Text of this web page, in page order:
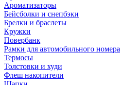
Ароматизаторы
Бейсболки и снепбэки
Брелки и браслеты
Кружки
Повербанк
Рамки для автомобильного номера
Термосы
Толстовки и худи
Флеш накопители